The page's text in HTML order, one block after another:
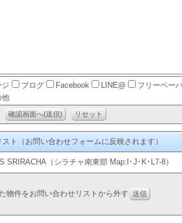
ブログ Facebook LINE@ フリーペー
他
ト（お問い合わせフォームに反映されます）
SRIRACHA（シラチャ南東部 Map:I･J･K･L7-8）
物件をお問い合わせリストから外す